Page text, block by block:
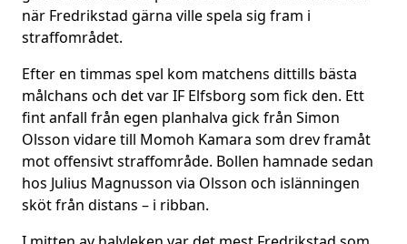
när Fredrikstad gärna ville spela sig fram i
straffområdet.
Efter en timmas spel kom matchens dittills bästa
målchans och det var IF Elfsborg som fick den. Ett
fint anfall från egen planhalva gick från Simon
Olsson vidare till Momoh Kamara som drev framåt
mot offensivt straffområde. Bollen hamnade sedan
hos Julius Magnusson via Olsson och islänningen
sköt från distans – i ribban.